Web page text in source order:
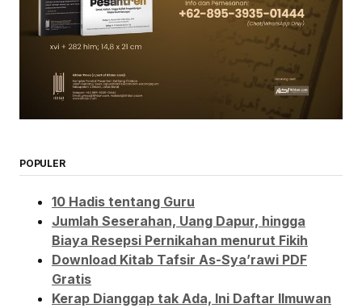
POPULER
10 Hadis tentang Guru
Jumlah Seserahan, Uang Dapur, hingga
Biaya Resepsi Pernikahan menurut Fikih
Download Kitab Tafsir As-Sya’rawi PDF
Gratis
Kerap Dianggap tak Ada, Ini Daftar Ilmuwan